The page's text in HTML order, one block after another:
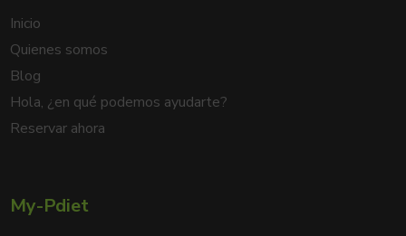
Inicio
Quienes somos
Blog
Hola, ¿en qué podemos ayudarte?
Reservar ahora
My-Pdiet